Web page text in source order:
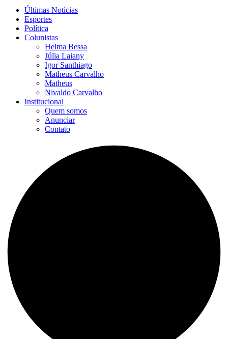
Últimas Notícias
Esportes
Política
Colunistas
Helma Bessa
Júlia Laiany
Igor Santhiago
Matheus Carvalho
Matheus
Nivaldo Carvalho
Institucional
Quem somos
Anunciar
Contato